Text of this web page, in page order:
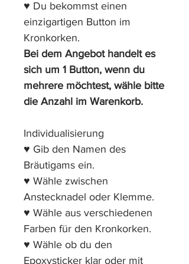
♥ Du bekommst einen
einzigartigen Button im
Kronkorken.
Bei dem Angebot handelt es
sich um 1 Button, wenn du
mehrere möchtest, wähle bitte
die Anzahl im Warenkorb.
Individualisierung
♥ Gib den Namen des
Bräutigams ein.
♥ Wähle zwischen
Anstecknadel oder Klemme.
♥ Wähle aus verschiedenen
Farben für den Kronkorken.
♥ Wähle ob du den
Epoxysticker klar oder mit